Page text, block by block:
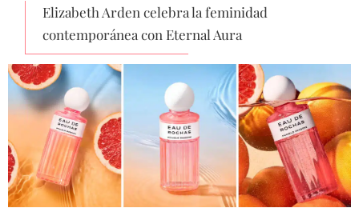
Elizabeth Arden celebra la feminidad
contemporánea con Eternal Aura